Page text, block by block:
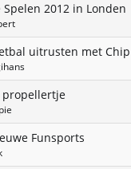
2012 in Londen
uitrusten met Chip
propellertje
Funsports